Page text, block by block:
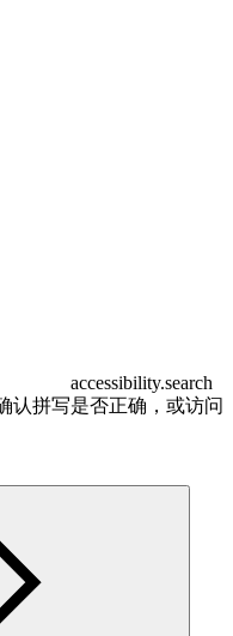
accessibility.search
认拼写是否正确，或访问